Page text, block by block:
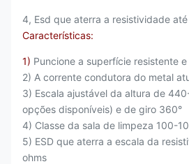
4, Esd que aterra a resistividade
Características:
1) Puncione a superfície resistente
2) A corrente condutora do metal
3) Escala ajustável da altura de
opções disponíveis) e de giro 360°
4) Classe da sala de limpeza 100-
5) ESD que aterra a escala da
ohms